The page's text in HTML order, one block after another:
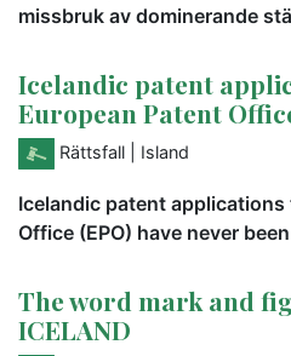
missbruk av dominerande
Icelandic patent
European Patent
Rättsfall | Island
Icelandic patent
Office (EPO) have never
The word mark and
ICELAND